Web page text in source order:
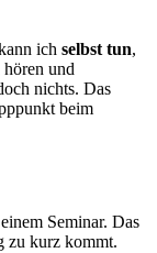
ich selbst tun,
und
nichts. Das
beim
Seminar. Das
zu kurz kommt.